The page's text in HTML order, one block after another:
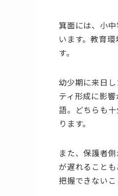
箕面には、小
います。教育
す。
幼少期に来日
ティ形成に影
語。どちらも
ります。
また、保護者
が遅れること
把握できないこ